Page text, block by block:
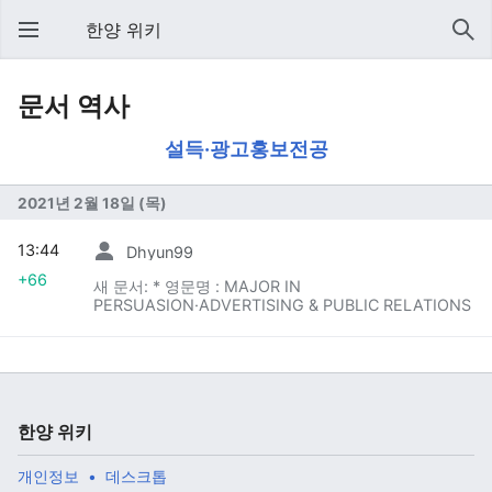
한양 위키
문서 역사
설득·광고홍보전공
2021년 2월 18일 (목)
Dhyun99
새 문서: * 영문명 : MAJOR IN
PERSUASION·ADVERTISING & PUBLIC RELATIONS
13:44
+66
한양 위키
개인정보 데스크톱